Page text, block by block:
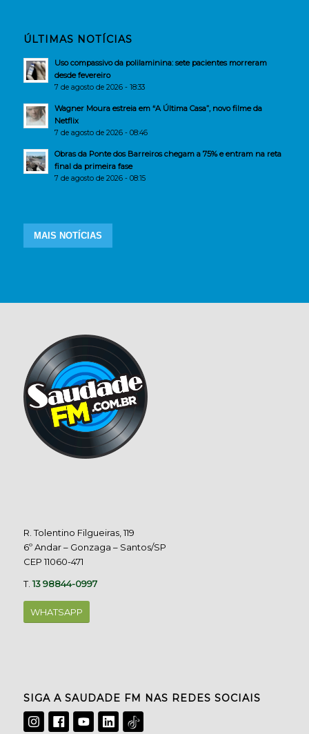
ÚLTIMAS NOTÍCIAS
Uso compassivo da polilaminina: sete pacientes morreram
desde fevereiro
7 de agosto de 2026 - 18:33
Wagner Moura estreia em “A Última Casa”, novo filme da
Netflix
7 de agosto de 2026 - 08:46
Obras da Ponte dos Barreiros chegam a 75% e entram na reta
final da primeira fase
7 de agosto de 2026 - 08:15
MAIS NOTÍCIAS
R. Tolentino Filgueiras, 119
6º Andar – Gonzaga – Santos/SP
CEP 11060-471
T.13 98844-0997
WHATSAPP
SIGA A SAUDADE FM NAS REDES SOCIAIS